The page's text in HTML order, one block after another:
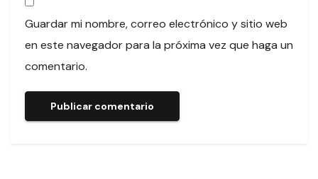
Guardar mi nombre, correo electrónico y sitio web
en este navegador para la próxima vez que haga un
comentario.